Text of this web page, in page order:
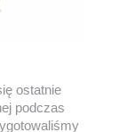
ostatnie
podczas